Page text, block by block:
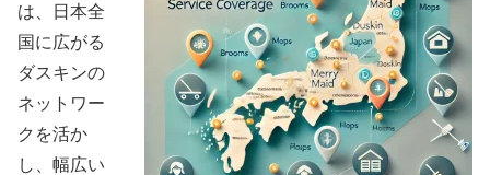
は、日本全
国に広がる
ダスキンの
ネットワー
クを活か
し、幅広い